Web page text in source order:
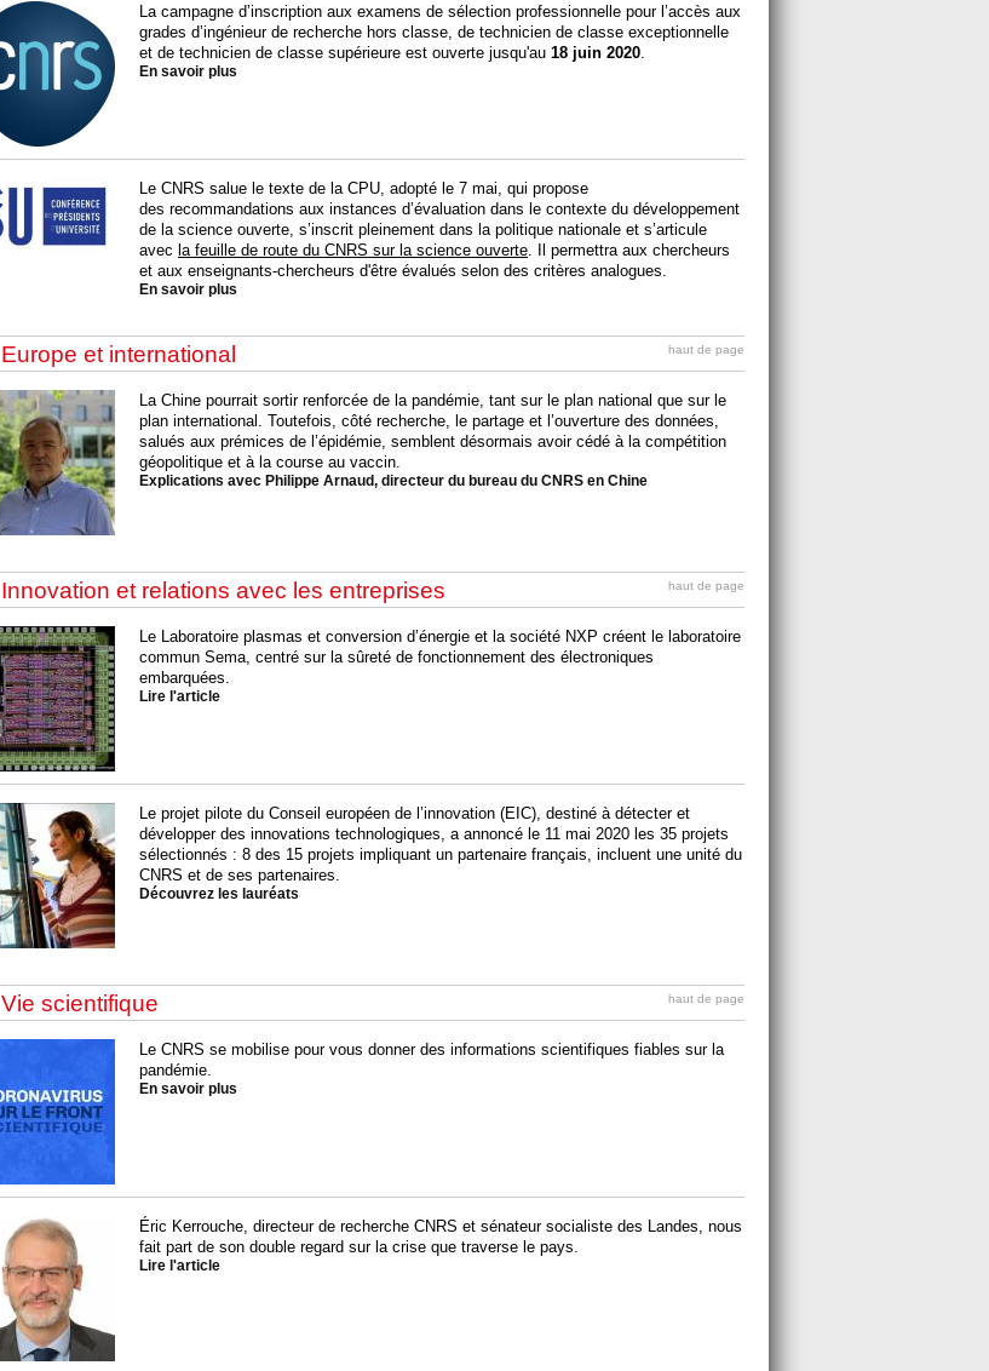
La campagne d’inscription aux examens de sélection professionnelle pour l’accès aux
grades d’ingénieur de recherche hors classe, de technicien de classe exceptionnelle
et de technicien de classe supérieure est ouverte jusqu'au 18 juin 2020.
En savoir plus
Le CNRS salue le texte de la CPU, adopté le 7 mai, qui propose
des recommandations aux instances d’évaluation dans le contexte du développement
de la science ouverte, s’inscrit pleinement dans la politique nationale et s’articule
avec la feuille de route du CNRS sur la science ouverte. Il permettra aux chercheurs
et aux enseignants-chercheurs d'être évalués selon des critères analogues.
En savoir plus
Europe et international haut de page
La Chine pourrait sortir renforcée de la pandémie, tant sur le plan national que sur le
plan international. Toutefois, côté recherche, le partage et l’ouverture des données,
salués aux prémices de l’épidémie, semblent désormais avoir cédé à la compétition
géopolitique et à la course au vaccin.
Explications avec Philippe Arnaud, directeur du bureau du CNRS en Chine
Innovation et relations avec les entreprises haut de page
Le Laboratoire plasmas et conversion d’énergie et la société NXP créent le laboratoire
commun Sema, centré sur la sûreté de fonctionnement des électroniques
embarquées.
Lire l'article
Le projet pilote du Conseil européen de l’innovation (EIC), destiné à détecter et
développer des innovations technologiques, a annoncé le 11 mai 2020 les 35 projets
sélectionnés : 8 des 15 projets impliquant un partenaire français, incluent une unité du
CNRS et de ses partenaires.
Découvrez les lauréats
Vie scientifique haut de page
Le CNRS se mobilise pour vous donner des informations scientifiques fiables sur la
pandémie.
En savoir plus
Éric Kerrouche, directeur de recherche CNRS et sénateur socialiste des Landes, nous
fait part de son double regard sur la crise que traverse le pays.
Lire l'article